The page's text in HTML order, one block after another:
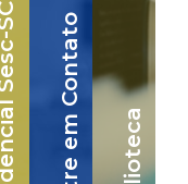
SC Entre em Contato